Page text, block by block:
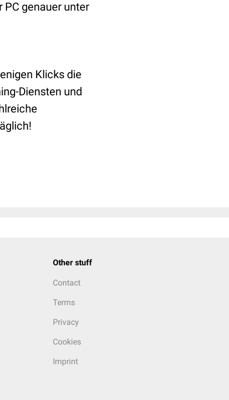
genauer unter
Klicks die
Diensten und
Other stuff
Contact
Terms
Privacy
Cookies
Imprint